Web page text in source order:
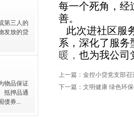
第三人的
发放的贷
物品保证
抵押品通
债券...
每一个死角，经
善。
此次进社区服
系，深化了服务
暖， 也为我公司
上一篇： 金控小贷党支部
下一篇： 文明健康 绿色环